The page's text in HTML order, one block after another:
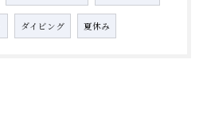
ダイビング 夏休み